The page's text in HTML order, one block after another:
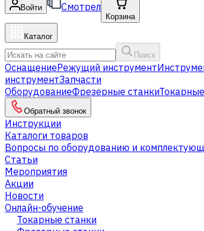
Войти Смотрел
Корзина
Каталог
Поиск
ОснащениеРежущий инструмент
инструментЗапчасти
ОборудованиеФрезерные станки
Обратный звонок
Инструкции
Каталоги товаров
Вопросы по оборудованию и
Статьи
Мероприятия
Акции
Новости
Онлайн-обучение
Токарные станки